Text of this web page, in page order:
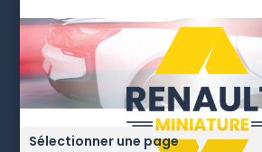
Sélectionner une page